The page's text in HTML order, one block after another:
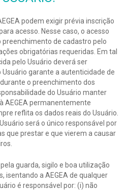
podem exigir prévia inscrição
acesso. Nesse caso, o acesso
de cadastro pelo
obrigatórias requeridas. Em tal
pelo Usuário deverá ser
Usuário garante a autenticidade de
o preenchimento dos
do Usuário manter
AEGEA permanentemente
reflita os dados reais do Usuário.
será o único responsável por
que prestar e que vierem a causar
guarda, sigilo e boa utilização
isentando a AEGEA de qualquer
é responsável por: (i) não